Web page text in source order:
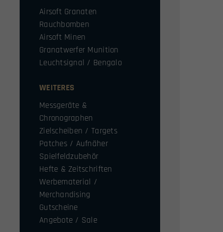
Airsoft Granaten
Rauchbomben
Airsoft Minen
Granatwerfer Munition
Leuchtsignal / Bengalo
WEITERES
Messgeräte &
Chronographen
Zielscheiben / Targets
Patches / Aufnäher
Spielfeldzubehör
Hefte & Zeitschriften
Werbematerial /
Merchandising
Gutscheine
Angebote / Sale